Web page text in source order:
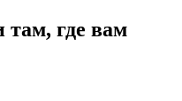
там, где вам